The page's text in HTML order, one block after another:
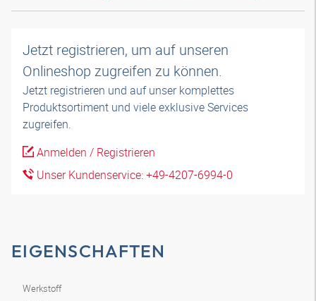
Jetzt registrieren, um auf unseren
Onlineshop zugreifen zu können.
Jetzt registrieren und auf unser komplettes
Produktsortiment und viele exklusive Services
zugreifen.
Anmelden / Registrieren
Unser Kundenservice: +49-4207-6994-0
EIGENSCHAFTEN
Werkstoff